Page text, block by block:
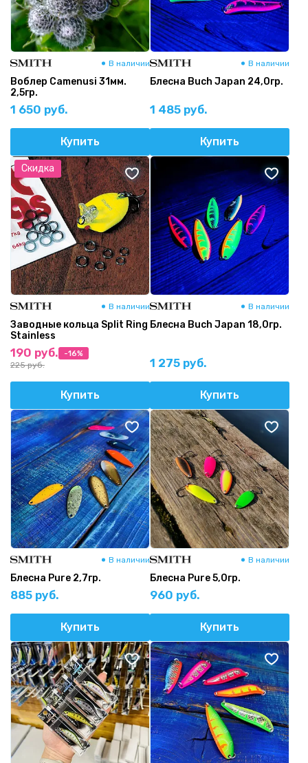
В наличии
Воблер Camenusi 31мм.
2,5гр.
1 650 руб.
Купить
В наличии
Блесна Buch Japan 24,0гр.
1 485 руб.
Купить
Скидка
В наличии
Заводные кольца Split Ring
Stainless
190 руб.
225 руб.
-16%
Купить
В наличии
Блесна Buch Japan 18,0гр.
1 275 руб.
Купить
В наличии
Блесна Pure 2,7гр.
885 руб.
Купить
В наличии
Блесна Pure 5,0гр.
960 руб.
Купить